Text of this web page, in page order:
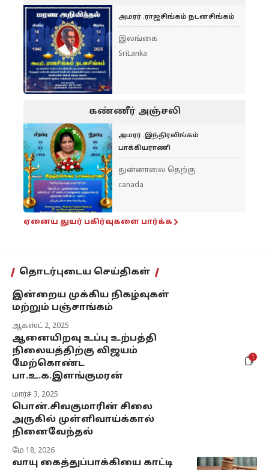
அமரர் .ராஜசிங்கம் நடனசிங்கம்
இலங்கை
SriLanka
கண்ணீர் அஞ்சலி
அமரர் .இந்திரலிங்கம்
பாக்கியராணி
துன்னாலை தெற்கு
canada
ஏனைய துயர் பகிர்வுகளை பார்க்க
தொடர்புடைய செய்திகள்
இன்றைய முக்கிய நிகழ்வுகள்
மற்றும் பஞ்சாங்கம்
ஆகஸ்ட் 2, 2025
1
ஆனையிறவு உப்பு உற்பத்தி
நிலையத்திற்கு விஜயம்
மேற்கொண்ட
பா.உ.க.இளங்குமரன்
மார்ச் 3, 2025
பொன்.சிவகுமாரின் சிலை
அருகில் முள்ளிவாய்க்கால்
நினைவேந்தல்
மே 18, 2026
வாயு கைத்துப்பாக்கியை காட்டி